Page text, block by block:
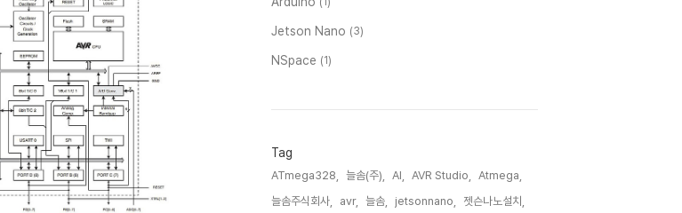
Jetson Nano (3)
NSpace (1)
Tag
ATmega328, 늘솜(주), AI, AVR Studio,
Atmega,
늘솜주식회사,
avr, 늘솜, jetsonnano,
젯슨나노설치,